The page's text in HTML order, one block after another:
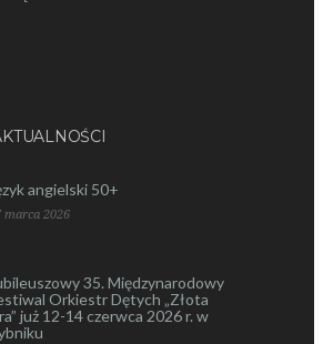
CZCIONEK
angielski 50+
marca 2026
35. Międzynarodowy
Orkiestr Dętych „Złota
już 12-14 czerwca 2026 r. w